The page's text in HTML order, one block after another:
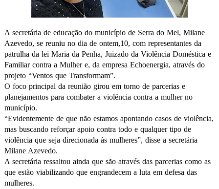
A secretária de educação do município de Serra do Mel, Milane
Azevedo, se reuniu no dia de ontem,10, com representantes da
patrulha da lei Maria da Penha, Juizado da Violência Doméstica e
Familiar contra a Mulher e, da empresa Echoenergia, através do
projeto “Ventos que Transformam”.
O foco principal da reunião girou em torno de parcerias e
planejamentos para combater a violência contra a mulher no
município.
“Evidentemente de que não estamos apontando casos de violência,
mas buscando reforçar apoio contra todo e qualquer tipo de
violência que seja direcionada às mulheres”, disse a secretária
Milane Azevedo.
A secretária ressaltou ainda que são através das parcerias como as
que estão viabilizando que engrandecem a luta em defesa das
mulheres.